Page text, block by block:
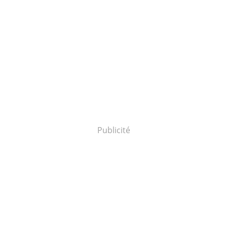
Publicité